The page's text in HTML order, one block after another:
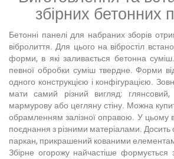
збірних бетонних
Бетонні панелі для набраних зборів
вібролиття. Для цього на вібростіл
форми, в які заливається бетонна
певної обробки суміш твердне. Форми
одного конструкцією і конфігурацією.
мати самий різний вигляд:
мармурову або цегляну стіну. Можна
обрамленням залізної оправою. У цьому
поєднання з різними матеріалами. Досить
паркан, прикрашений кованими
Збірне огорожу найчастіше формується